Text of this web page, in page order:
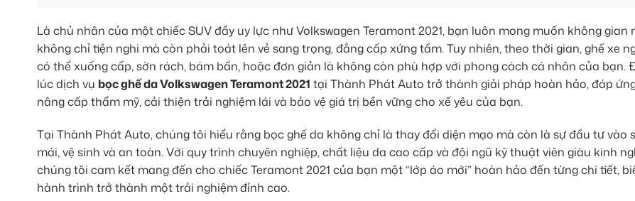
Là chủ nhân của một chiếc SUV đầy uy lực như Volkswagen Teramont 2021, bạn luôn mong muốn không gian
không chỉ tiện nghi mà còn phải toát lên vẻ sang trọng, đẳng cấp xứng tầm. Tuy nhiên, theo thời gian, ghế xe
có thể xuống cấp, sờn rách, bám bẩn, hoặc đơn giản là không còn phù hợp với phong cách cá nhân của bạn.
lúc dịch vụ bọc ghế da Volkswagen Teramont 2021 tại Thành Phát Auto trở thành giải pháp hoàn hảo, đáp
nâng cấp thẩm mỹ, cải thiện trải nghiệm lái và bảo vệ giá trị bền vững cho xế yêu của bạn.
Tại Thành Phát Auto, chúng tôi hiểu rằng bọc ghế da không chỉ là thay đổi diện mạo mà còn là sự đầu tư vào
mái, vệ sinh và an toàn. Với quy trình chuyên nghiệp, chất liệu da cao cấp và đội ngũ kỹ thuật viên giàu kinh
chúng tôi cam kết mang đến cho chiếc Teramont 2021 của bạn một “lớp áo mới” hoàn hảo đến từng chi tiết,
hành trình trở thành một trải nghiệm đỉnh cao.